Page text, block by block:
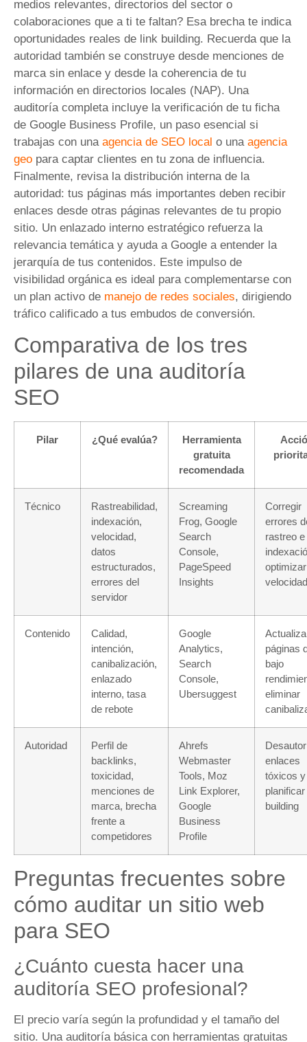
medios relevantes, directorios del sector o
colaboraciones que a ti te faltan? Esa brecha te indica
oportunidades reales de link building. Recuerda que la
autoridad también se construye desde menciones de
marca sin enlace y desde la coherencia de tu
información en directorios locales (NAP). Una
auditoría completa incluye la verificación de tu ficha
de Google Business Profile, un paso esencial si
trabajas con una agencia de SEO local o una agencia
geo para captar clientes en tu zona de influencia.
Finalmente, revisa la distribución interna de la
autoridad: tus páginas más importantes deben recibir
enlaces desde otras páginas relevantes de tu propio
sitio. Un enlazado interno estratégico refuerza la
relevancia temática y ayuda a Google a entender la
jerarquía de tus contenidos. Este impulso de
visibilidad orgánica es ideal para complementarse con
un plan activo de manejo de redes sociales, dirigiendo
tráfico calificado a tus embudos de conversión.
Comparativa de los tres
pilares de una auditoría
SEO
Pilar ¿Qué evalúa?
Herramienta
gratuita
recomendada
Técnico
Rastreabilidad,
indexación,
velocidad,
datos
estructurados,
errores del
servidor
Screaming
Frog, Google
Search
Console,
PageSpeed
Insights
Corregir
errores
rastreo e
optimizar
velocidad
Contenido
Calidad,
intención,
canibalización,
enlazado
interno, tasa
de rebote
Google
Analytics,
Search
Console,
Ubersuggest
páginas
bajo
eliminar
Autoridad
Perfil de
backlinks,
toxicidad,
menciones de
marca, brecha
frente a
competidores
Ahrefs
Webmaster
Tools, Moz
Link Explorer,
Google
Business
Profile
enlaces
tóxicos y
building
Preguntas frecuentes sobre
cómo auditar un sitio web
para SEO
¿Cuánto cuesta hacer una
auditoría SEO profesional?
El precio varía según la profundidad y el tamaño del
sitio. Una auditoría básica con herramientas gratuitas